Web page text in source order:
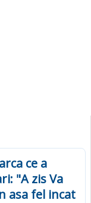
ce a
"A zis Va
asa fel incat